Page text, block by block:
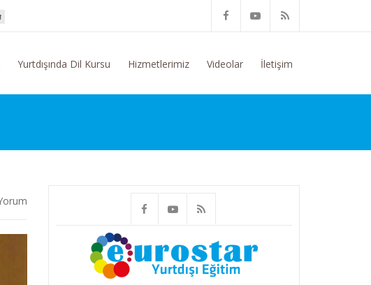
Eğitim Konusunda Genel Bilgi Talep Ediyorum
Yurtdışında Dil Kursu Hizmetlerimiz Videolar İletişim